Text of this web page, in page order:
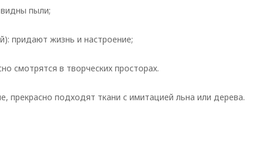
пыли;
придают жизнь и настроение;
смотрятся в творческих просторах.
прекрасно подходят ткани с имитацией льна или дерева.